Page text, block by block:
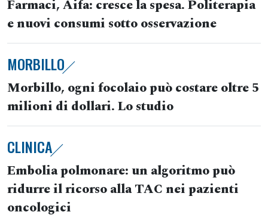
Farmaci, Aifa: cresce la spesa. Politerapia
e nuovi consumi sotto osservazione
MORBILLO
Morbillo, ogni focolaio può costare oltre 5
milioni di dollari. Lo studio
CLINICA
Embolia polmonare: un algoritmo può
ridurre il ricorso alla TAC nei pazienti
oncologici